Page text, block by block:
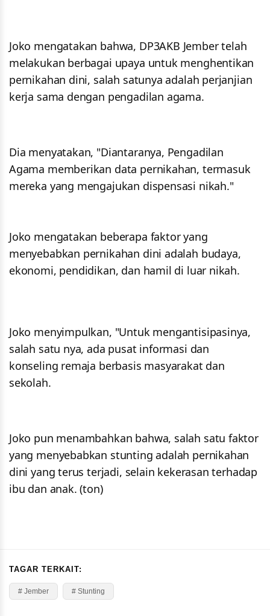
Joko mengatakan bahwa, DP3AKB Jember telah
melakukan berbagai upaya untuk menghentikan
pernikahan dini, salah satunya adalah perjanjian
kerja sama dengan pengadilan agama.
Dia menyatakan, "Diantaranya, Pengadilan
Agama memberikan data pernikahan, termasuk
mereka yang mengajukan dispensasi nikah."
Joko mengatakan beberapa faktor yang
menyebabkan pernikahan dini adalah budaya,
ekonomi, pendidikan, dan hamil di luar nikah.
Joko menyimpulkan, "Untuk mengantisipasinya,
salah satu nya, ada pusat informasi dan
konseling remaja berbasis masyarakat dan
sekolah.
Joko pun menambahkan bahwa, salah satu faktor
yang menyebabkan stunting adalah pernikahan
dini yang terus terjadi, selain kekerasan terhadap
ibu dan anak. (ton)
TAGAR TERKAIT:
# Jember # Stunting